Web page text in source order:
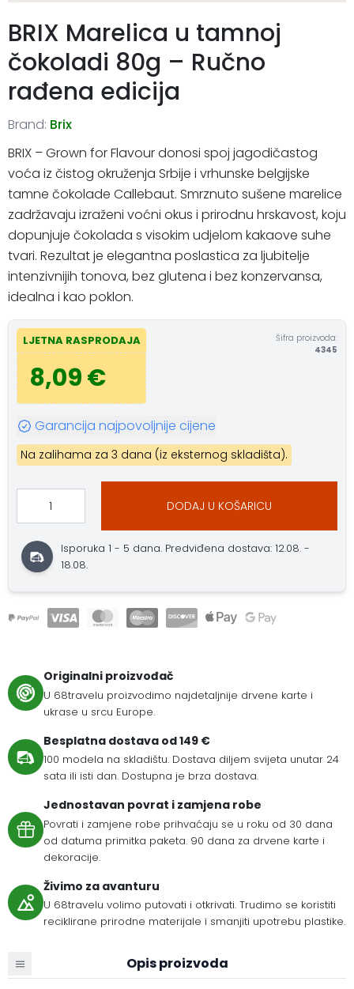
BRIX Marelica u tamnoj
čokoladi 80g – Ručno
rađena edicija
Brand: Brix
BRIX – Grown for Flavour donosi spoj jagodičastog
voća iz čistog okruženja Srbije i vrhunske belgijske
tamne čokolade Callebaut. Smrznuto sušene marelice
zadržavaju izraženi voćni okus i prirodnu hrskavost, koju
dopunjuje čokolada s visokim udjelom kakaove suhe
tvari. Rezultat je elegantna poslastica za ljubitelje
intenzivnijih tonova, bez glutena i bez konzervansa,
idealna i kao poklon.
LJETNA RASPRODAJA
8,09 €
Šifra proizvoda:
4345
Garancija najpovoljnije cijene
Na zalihama za 3 dana (iz eksternog skladišta).
DODAJ U KOŠARICU
Isporuka 1 - 5 dana. Predviđena dostava: 12.08. -
18.08.
Originalni proizvođač
U 68travelu proizvodimo najdetaljnije drvene karte i
ukrase u srcu Europe.
Besplatna dostava od 149 €
100 modela na skladištu. Dostava diljem svijeta unutar 24
sata ili isti dan. Dostupna je brza dostava.
Jednostavan povrat i zamjena robe
Povrati i zamjene robe prihvaćaju se u roku od 30 dana
od datuma primitka paketa. 90 dana za drvene karte i
dekoracije.
Živimo za avanturu
U 68travelu volimo putovati i otkrivati. Trudimo se koristiti
reciklirane prirodne materijale i smanjiti upotrebu plastike.
Opis proizvoda